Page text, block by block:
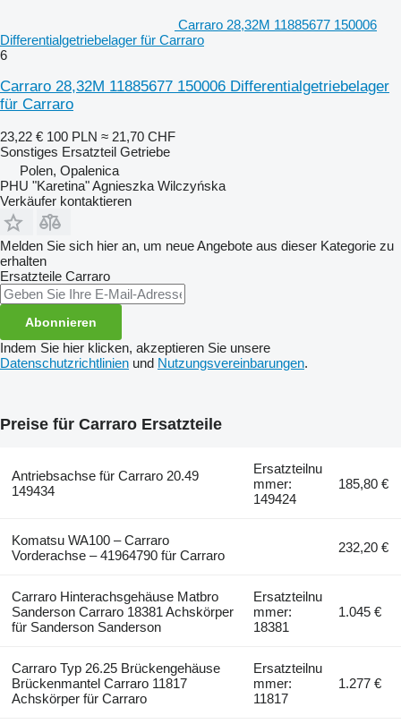
Carraro 28,32M 11885677 150006
Differentialgetriebelager für Carraro
6
Carraro 28,32M 11885677 150006 Differentialgetriebelager
für Carraro
23,22 € 100 PLN ≈ 21,70 CHF
Sonstiges Ersatzteil Getriebe
Polen, Opalenica
PHU "Karetina" Agnieszka Wilczyńska
Verkäufer kontaktieren
Melden Sie sich hier an, um neue Angebote aus dieser Kategorie zu
erhalten
Ersatzteile Carraro
Abonnieren
Indem Sie hier klicken, akzeptieren Sie unsere
Datenschutzrichtlinien und Nutzungsvereinbarungen.
Preise für Carraro Ersatzteile
Antriebsachse für Carraro 20.49
149434
Ersatzteilnu
mmer:
149424
185,80 €
Komatsu WA100 – Carraro
Vorderachse – 41964790 für Carraro
232,20 €
Carraro Hinterachsgehäuse Matbro
Sanderson Carraro 18381 Achskörper
für Sanderson Sanderson
Ersatzteilnu
mmer:
18381
1.045 €
Carraro Typ 26.25 Brückengehäuse
Brückenmantel Carraro 11817
Achskörper für Carraro
Ersatzteilnu
mmer:
11817
1.277 €